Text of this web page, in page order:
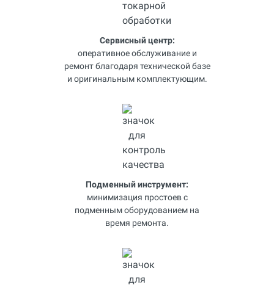
Сервисный центр:
оперативное обслуживание и
ремонт благодаря технической базе
и оригинальным комплектующим.
Подменный инструмент:
минимизация простоев с
подменным оборудованием на
время ремонта.